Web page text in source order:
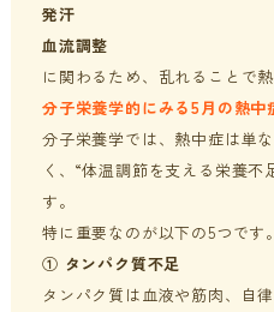
発汗
血流調整
に関わるため、乱れることで
分子栄養学的にみる5月の熱中
分子栄養学では、熱中症は単
く、“体温調節を支える栄養
す。
特に重要なのが以下の5つです。
① タンパク質不足
タンパク質は血液や筋肉、自